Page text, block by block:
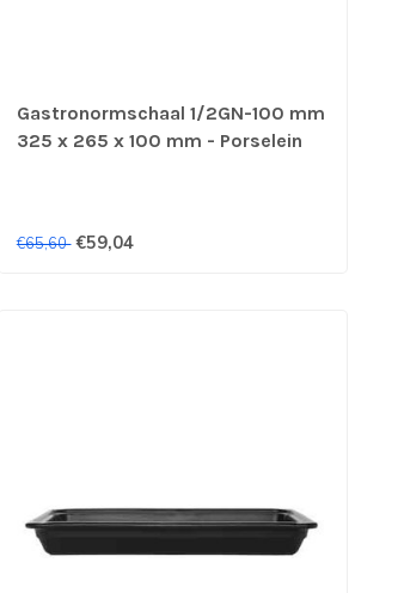
Gastronormschaal 1/2GN-100 mm
325 x 265 x 100 mm - Porselein
€65,60 €59,04